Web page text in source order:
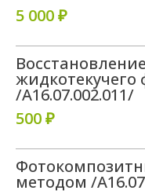
5 000 ₽
жидкотекучего
/A16.07.002.011/
500 ₽
методом /